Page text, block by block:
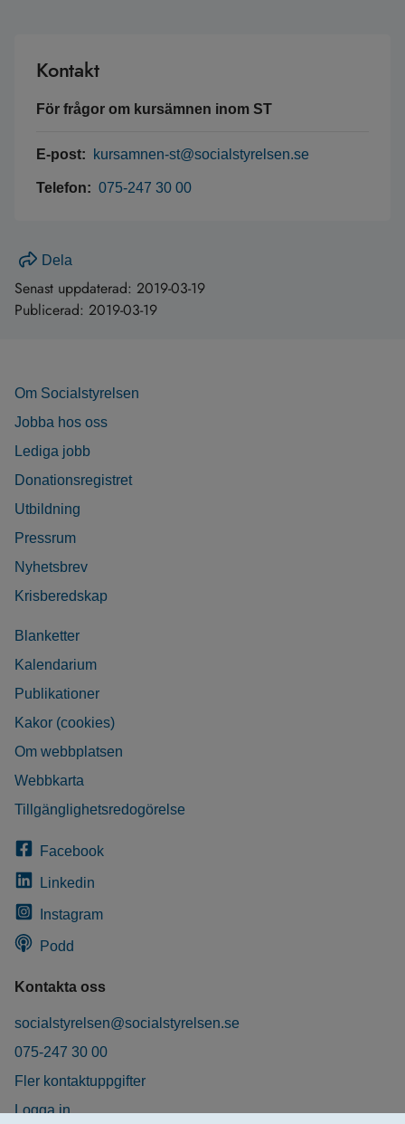
Kontakt
För frågor om kursämnen inom ST
E-post: kursamnen-st@socialstyrelsen.se
Telefon: 075-247 30 00
Dela
Senast uppdaterad: 2019-03-19
Publicerad: 2019-03-19
Om Socialstyrelsen
Jobba hos oss
Lediga jobb
Donationsregistret
Utbildning
Pressrum
Nyhetsbrev
Krisberedskap
Blanketter
Kalendarium
Publikationer
Kakor (cookies)
Om webbplatsen
Webbkarta
Tillgänglighetsredogörelse
Facebook
Linkedin
Instagram
Podd
Kontakta oss
socialstyrelsen@socialstyrelsen.se
075-247 30 00
Fler kontaktuppgifter
Logga in